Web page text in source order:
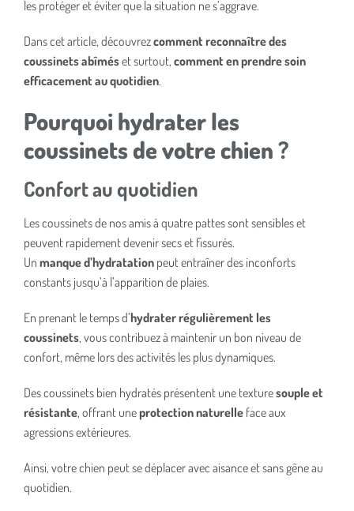
les protéger et éviter que la situation ne s’aggrave.
Dans cet article, découvrezcomment reconnaître des
coussinets abîméset surtout, comment en prendre soin
efficacement au quotidien.
Pourquoi hydrater les
coussinets de votre chien ?
Confort au quotidien
Les coussinets de nos amis à quatre pattes sont sensibles et
peuvent rapidement devenir secs et fissurés.
Un manque d’hydratation peut entraîner des inconforts
constants jusqu’à l’apparition de plaies.
En prenant le temps d’hydrater régulièrement les
coussinets, vous contribuez à maintenir un bon niveau de
confort, même lors des activités les plus dynamiques.
Des coussinets bien hydratés présentent une texturesouple et
résistante, offrant uneprotection naturelle face aux
agressions extérieures.
Ainsi, votre chien peut se déplacer avec aisance et sans gêne au
quotidien.